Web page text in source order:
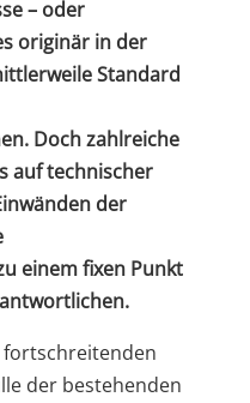
– oder
originär in der
Standard
Doch zahlreiche
auf technischer
der
einem fixen Punkt
der bestehenden